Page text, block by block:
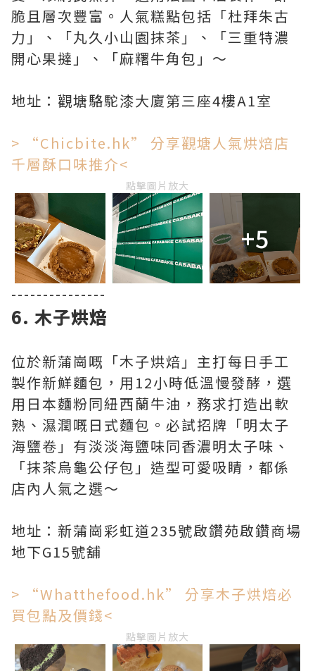
脆且層次豐富。人氣糕點包括「杜拜朱古
力」、「丸久小山園抹茶」、「三重特濃
開心果撻」、「麻糬牛角包」～
地址：觀塘駱駝漆大廈第三座4樓A1室
> “Chicbite.hk” 分享觀塘人氣烘焙店
千層酥口味推介<
點擊圖片放大
+5
---------------
6. 木子烘焙
位於新蒲崗嘅「木子烘焙」主打每日手工
製作新鮮麵包，用12小時低溫慢發酵，選
用日本麵粉同紐西蘭牛油，務求打造出軟
熟、濕潤嘅日式麵包。必試招牌「明太子
海鹽卷」有淡淡海鹽味同香濃明太子味、
「抹茶烏龜公仔包」造型可愛吸睛，都係
店內人氣之選～
地址：新蒲崗彩虹道235號啟鑽苑啟鑽商場
地下G15號舖
> “Whatthefood.hk” 分享木子烘焙必
買包點及價錢<
點擊圖片放大